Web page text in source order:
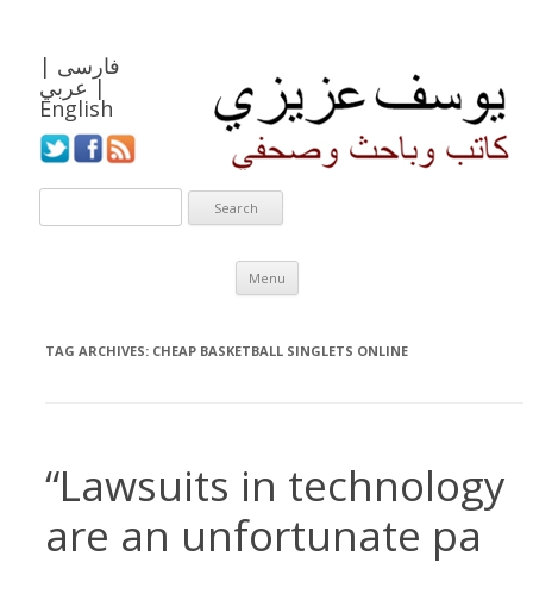
فارسی |
عربي |
English
Menu
Skip to content
TAG ARCHIVES: CHEAP BASKETBALL SINGLETS ONLINE
“Lawsuits in technology
are an unfortunate pa